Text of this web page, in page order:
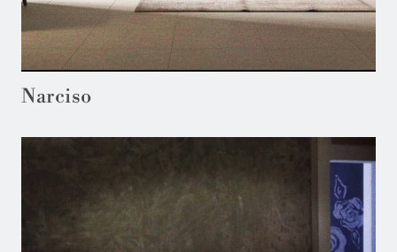
Narciso